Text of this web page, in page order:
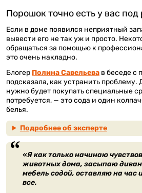
Порошок точно есть у вас под
Если в доме появился неприятный
вывести его не так уж и просто.
обращаться за помощью к
это очень накладно.
Блогер Полина Савельева в беседе с
подсказала, как устранить проблему.
нужно будет покупать специальные
потребуется, — это сода и один
белья.
Подробнее об эксперте
«Я как только начинаю
животных дома, засыпаю
мебель содой, оставляю на час
все.